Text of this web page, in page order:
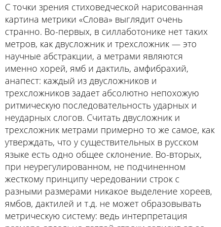
С точки зрения стиховедческой нарисованная
картина метрики «Слова» выглядит очень
странно. Во-первых, в силлаботонике нет таких
метров, как двусложник и трехсложник — это
научные абстракции, а метрами являются
именно хорей, ямб и дактиль, амфибрахий,
анапест: каждый из двусложников и
трехсложников задает абсолютно непохожую
ритмическую последовательность ударных и
неударных слогов. Считать двусложник и
трехсложник метрами примерно то же самое, как
утверждать, что у существительных в русском
языке есть одно общее склонение. Во-вторых,
при неурегулированном, не подчиненном
жесткому принципу чередовании строк с
разными размерами никакое выделение хореев,
ямбов, дактилей и т.д. не может образовывать
метрическую систему: ведь интерпретация